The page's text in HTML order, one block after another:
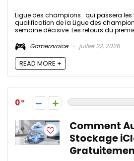
Ligue des champions : qui passera les
qualification de la Ligue des
semaine décisive. Les retours du
Gamerzvoice
juillet 22, 2026
READ MORE +
0
Comment
Stockage